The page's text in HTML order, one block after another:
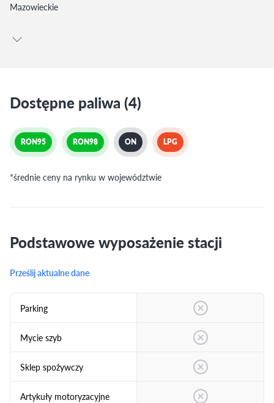
Mazowieckie
Dostępne paliwa (4)
RON95 RON98 ON LPG
*średnie ceny na rynku w województwie
Podstawowe wyposażenie stacji
Prześlij aktualne dane
Parking
Mycie szyb
Sklep spożywczy
Artykuły motoryzacyjne